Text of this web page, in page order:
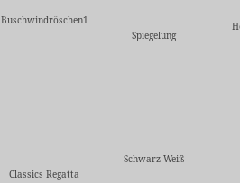
Buschwindröschen1
Spiegelung
Classics Regatta
Schwarz-Weiß